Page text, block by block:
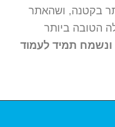
בקטנה, ושהאתר
הטובה ביותר
תמיד לעמוד